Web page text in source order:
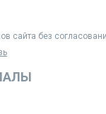
сайта без